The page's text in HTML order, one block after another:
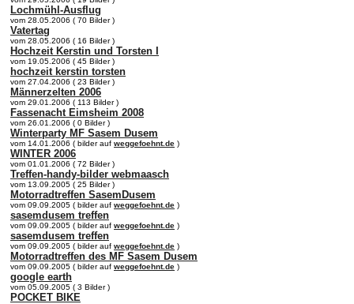
Lochmühl-Ausflug
vom 28.05.2006 ( 70 Bilder )
Vatertag
vom 28.05.2006 ( 16 Bilder )
Hochzeit Kerstin und Torsten I
vom 19.05.2006 ( 45 Bilder )
hochzeit kerstin torsten
vom 27.04.2006 ( 23 Bilder )
Männerzelten 2006
vom 29.01.2006 ( 113 Bilder )
Fassenacht Eimsheim 2008
vom 26.01.2006 ( 0 Bilder )
Winterparty MF Sasem Dusem
vom 14.01.2006 ( bilder auf weggefoehnt.de )
WINTER 2006
vom 01.01.2006 ( 72 Bilder )
Treffen-handy-bilder webmaasch
vom 13.09.2005 ( 25 Bilder )
Motorradtreffen SasemDusem
vom 09.09.2005 ( bilder auf weggefoehnt.de )
sasemdusem treffen
vom 09.09.2005 ( bilder auf weggefoehnt.de )
sasemdusem treffen
vom 09.09.2005 ( bilder auf weggefoehnt.de )
Motorradtreffen des MF Sasem Dusem
vom 09.09.2005 ( bilder auf weggefoehnt.de )
google earth
vom 05.09.2005 ( 3 Bilder )
POCKET BIKE